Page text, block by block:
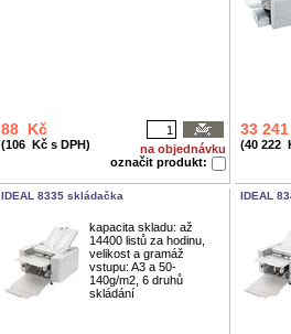
na objednávku
označit produkt:
88 Kč
(106 Kč s DPH)
33
(40 222
IDEAL 8335 skládačka
kapacita skladu: až
14400 listů za hodinu,
velikost a gramáž
vstupu: A3 a 50-
140g/m2, 6 druhů
skládání
IDEAL